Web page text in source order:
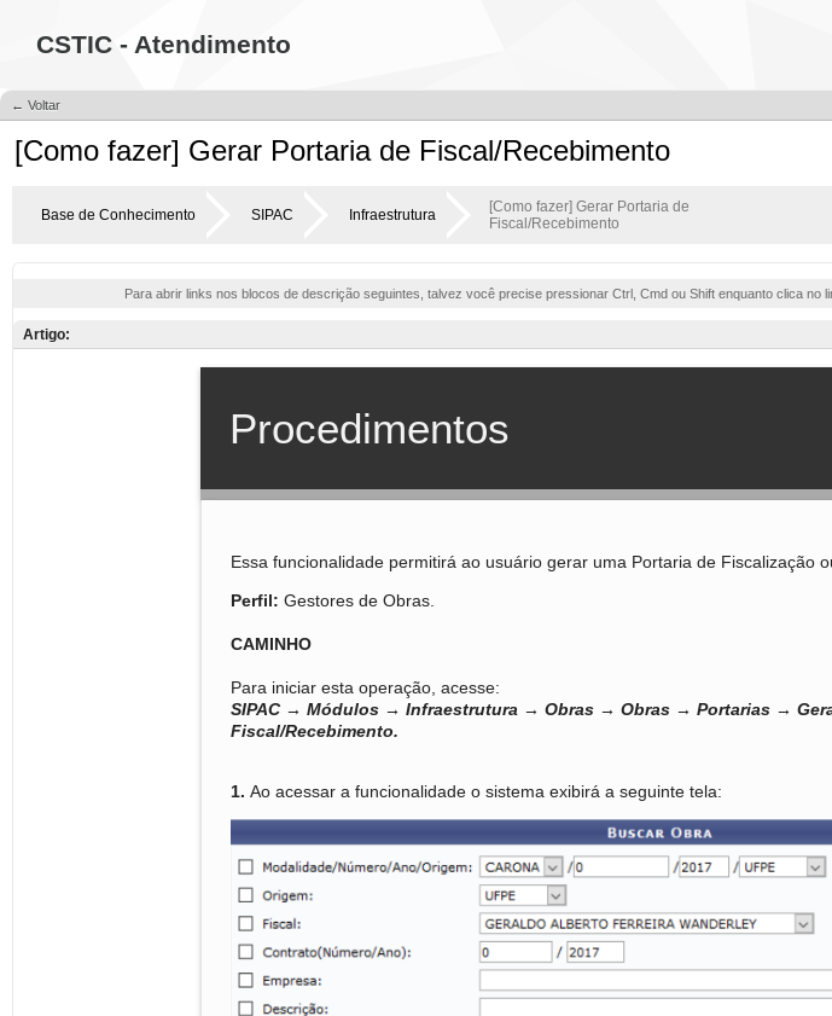
CSTIC - Atendimento
← Voltar
[Como fazer] Gerar Portaria de Fiscal/Recebimento
Base de Conhecimento SIPAC Infraestrutura
[Como fazer] Gerar Portaria de
Fiscal/Recebimento
Para abrir links nos blocos de descrição seguintes, talvez você precise pressionar Ctrl, Cmd ou Shift enquanto clica no
Artigo: